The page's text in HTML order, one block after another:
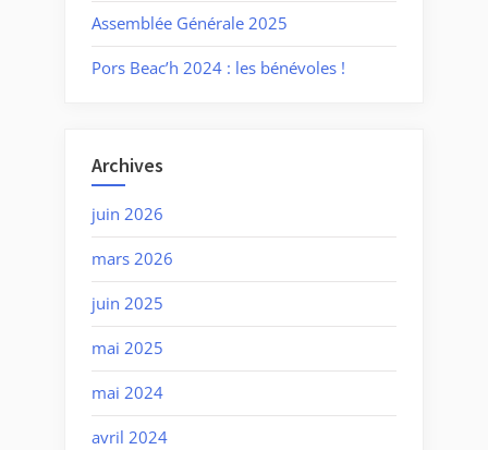
Assemblée Générale 2025
Pors Beac’h 2024 : les bénévoles !
Archives
juin 2026
mars 2026
juin 2025
mai 2025
mai 2024
avril 2024